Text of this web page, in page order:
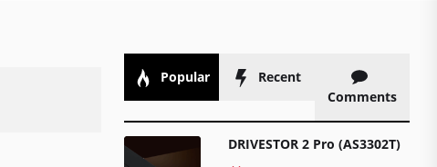
Popular
Recent
Comments
DRIVESTOR 2 Pro (AS3302T)